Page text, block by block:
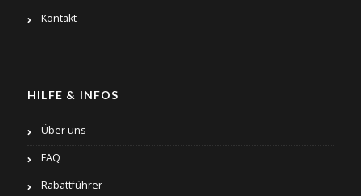
Kontakt
HILFE & INFOS
Über uns
FAQ
Rabattführer